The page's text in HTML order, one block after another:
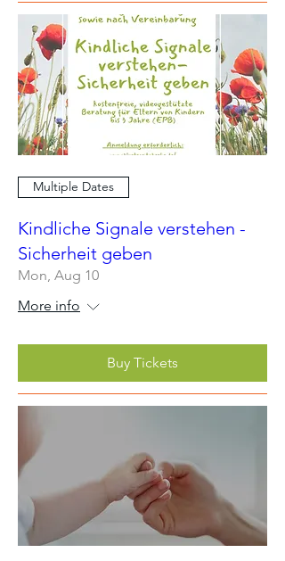
Multiple Dates
Kindliche Signale verstehen -
Sicherheit geben
Mon, Aug 10
More info
Buy Tickets